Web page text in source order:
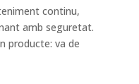
continu,
amb seguretat.
producte: va de